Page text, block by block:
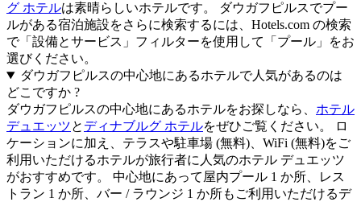
グ ホテルは素晴らしいホテルです。 ダウガフピルスでプー
ルがある宿泊施設をさらに検索するには、Hotels.com の検索
で「設備とサービス」フィルターを使用して「プール」をお
選びください。
ダウガフピルスの中心地にあるホテルで人気があるのは
どこですか ?
ダウガフピルスの中心地にあるホテルをお探しなら、 ホテル
デュエッツと ディナブルグ ホテルをぜひご覧ください。 ロ
ケーションに加え、テラスや駐車場 (無料)、WiFi (無料)をご
利用いただけるホテルが旅行者に人気のホテル デュエッツ
がおすすめです。 中心地にあって屋内プール 1 か所、レス
トラン 1 か所、バー / ラウンジ 1 か所もご利用いただけるデ